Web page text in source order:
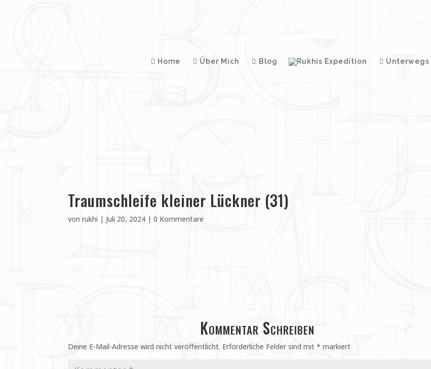
Home Über Mich Blog Unterwegs
Traumschleife kleiner Lückner (31)
vonrukhi | Juli 20, 2024 |0 Kommentare
Kommentar Schreiben
Deine E-Mail-Adresse wird nicht veröffentlicht. Erforderliche Felder sind mit* markiert